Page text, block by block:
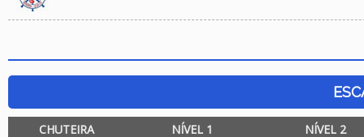
CHUTEIRA NÍVEL 1 NÍVEL 2